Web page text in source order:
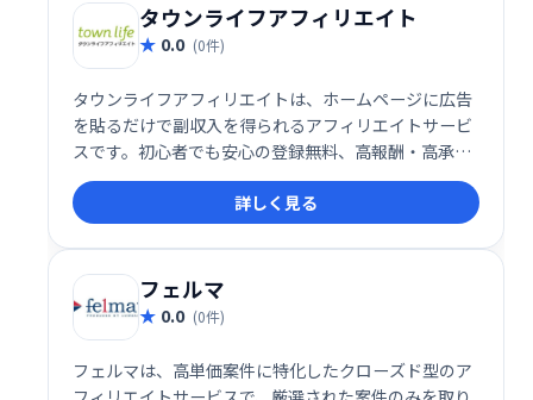
タウンライフアフィリエイト
0.0 (0件)
タウンライフアフィリエイトは、ホームページに広告
を貼るだけで副収入を得られるアフィリエイトサービ
スです。初心者でも安心の登録無料、高報酬・高承認
率案件が多数あり、振込手数料も無料です。会員ラン
クに応じて報酬もアップ！手軽に副収入を得たい方に
おすすめです。
詳しく見る
フェルマ
0.0 (0件)
フェルマは、高単価案件に特化したクローズド型のア